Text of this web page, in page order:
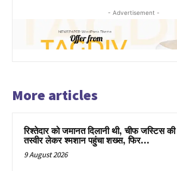
- Advertisement -
More articles
रिश्तेदार को जमानत दिलानी थी, चीफ जस्टिस की
तस्वीर लेकर श्मशान पहुंचा शख्स, फिर…
9 August 2026